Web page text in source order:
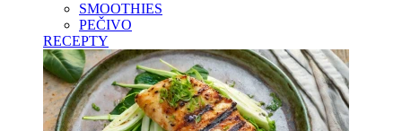
SMOOTHIES
PEČIVO
RECEPTY